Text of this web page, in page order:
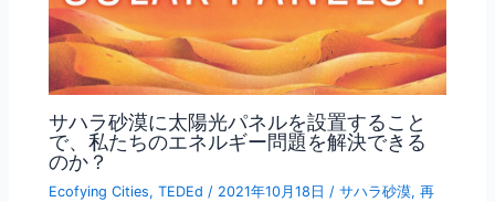
サハラ砂漠に太陽光パネルを設置すること
で、私たちのエネルギー問題を解決できる
のか？
Ecofying Cities,TEDEd / 2021年10月18日/サハラ砂漠,再